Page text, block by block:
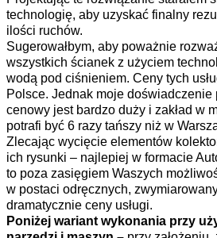
technologię, aby uzyskać finalny
ilości ruchów.
Sugerowałbym, aby poważnie
wszystkich ścianek z użyciem
wodą pod ciśnieniem. Ceny tych
Polsce. Jednak moje doświadczenie
cenowy jest bardzo duży i zakład w
potrafi być 6 razy tańszy niż w
Zlecając wycięcie elementów
ich rysunki – najlepiej w formacie
to poza zasięgiem Waszych
w postaci odręcznych,
dramatycznie ceny usługi.
Poniżej wariant wykonania przy